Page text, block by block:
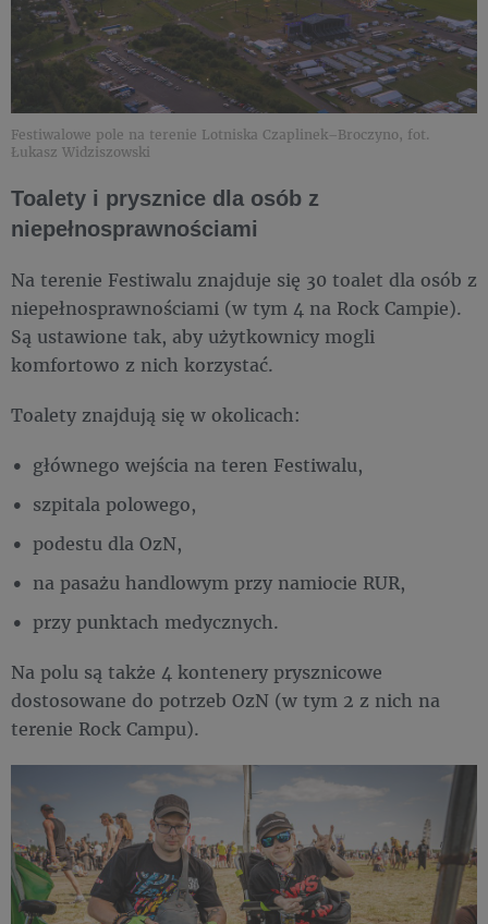
Festiwalowe pole na terenie Lotniska Czaplinek–Broczyno, fot.
Łukasz Widziszowski
Toalety i prysznice dla osób z
niepełnosprawnościami
Na terenie Festiwalu znajduje się 30 toalet dla osób z
niepełnosprawnościami (w tym 4 na Rock Campie).
Są ustawione tak, aby użytkownicy mogli
komfortowo z nich korzystać.
Toalety znajdują się w okolicach:
głównego wejścia na teren Festiwalu,
szpitala polowego,
podestu dla OzN,
na pasażu handlowym przy namiocie RUR,
przy punktach medycznych.
Na polu są także 4 kontenery prysznicowe
dostosowane do potrzeb OzN (w tym 2 z nich na
terenie Rock Campu).